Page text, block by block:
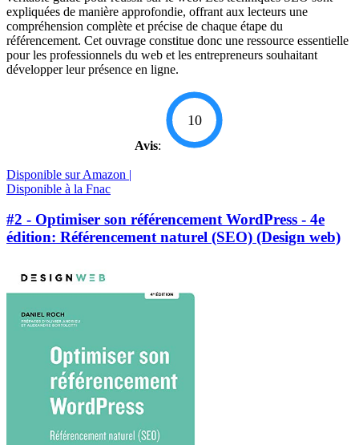
expliquées de manière approfondie, offrant aux lecteurs une
compréhension complète et précise de chaque étape du
référencement. Cet ouvrage constitue donc une ressource essentielle
pour les professionnels du web et les entrepreneurs souhaitant
développer leur présence en ligne.
Avis:
10
Disponible sur Amazon |
Disponible à la Fnac
#2 - Optimiser son référencement WordPress - 4e
édition: Référencement naturel (SEO) (Design web)